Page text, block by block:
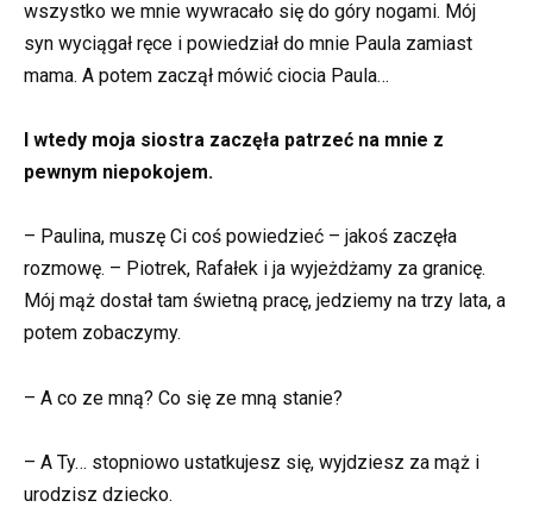
wszystko we mnie wywracało się do góry nogami. Mój
syn wyciągał ręce i powiedział do mnie Paula zamiast
mama. A potem zaczął mówić ciocia Paula…
I wtedy moja siostra zaczęła patrzeć na mnie z
pewnym niepokojem.
– Paulina, muszę Ci coś powiedzieć – jakoś zaczęła
rozmowę. – Piotrek, Rafałek i ja wyjeżdżamy za granicę.
Mój mąż dostał tam świetną pracę, jedziemy na trzy lata, a
potem zobaczymy.
– A co ze mną? Co się ze mną stanie?
– A Ty… stopniowo ustatkujesz się, wyjdziesz za mąż i
urodzisz dziecko.